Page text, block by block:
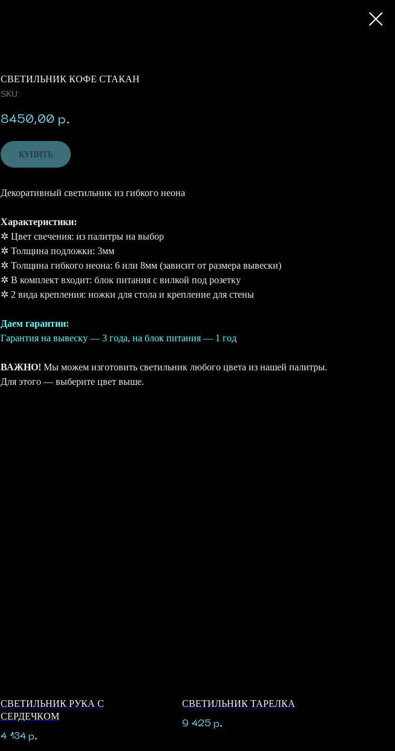
СВЕТИЛЬНИК КОФЕ СТАКАН
SKU:
8450,00 р.
КУПИТЬ
Декоративный светильник из гибкого неона
Характеристики:
✲ Цвет свечения: из палитры на выбор
✲ Толщина подложки: 3мм
✲ Толщина гибкого неона: 6 или 8мм (зависит от размера вывески)
✲ В комплект входит: блок питания с вилкой под розетку
✲ 2 вида крепления: ножки для стола и крепление для стены
Даем гарантии:
Гарантия на вывеску — 3 года, на блок питания — 1 год
ВАЖНО! Мы можем изготовить светильник любого цвета из нашей палитры.
Для этого — выберите цвет выше.
СВЕТИЛЬНИК РУКА С
СЕРДЕЧКОМ
4 134 р.
СВЕТИЛЬНИК ТАРЕЛКА
9 425 р.